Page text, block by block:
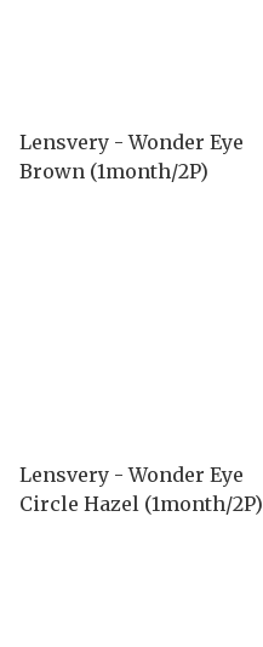
Lensvery - Wonder Eye
Brown (1month/2P)
Lensvery - Wonder Eye
Circle Hazel (1month/2P)